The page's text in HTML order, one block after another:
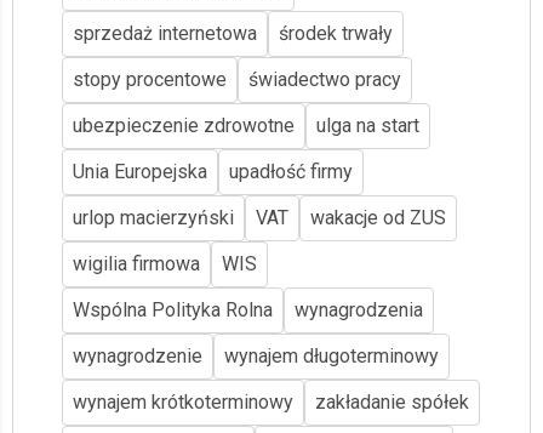
sprzedaż internetowa
środek trwały
stopy procentowe
świadectwo pracy
ubezpieczenie zdrowotne
ulga na start
Unia Europejska
upadłość firmy
urlop macierzyński
VAT
wakacje od ZUS
wigilia firmowa
WIS
Wspólna Polityka Rolna
wynagrodzenia
wynagrodzenie
wynajem długoterminowy
wynajem krótkoterminowy
zakładanie spółek